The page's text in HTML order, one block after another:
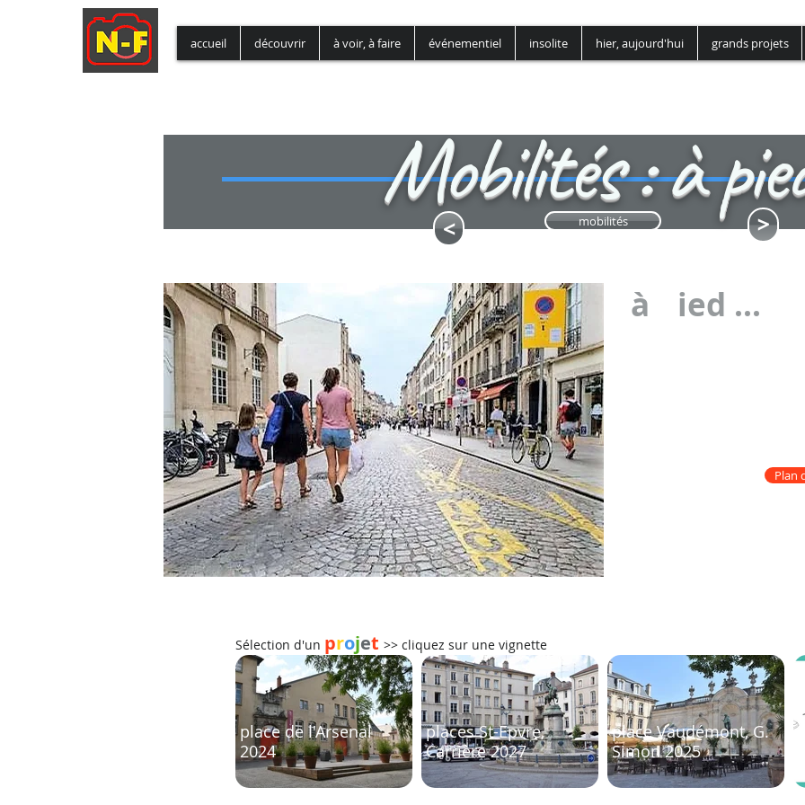
accueil découvrir à voir, à faire événementiel insolite hier, aujourd'hui grands projets
Mobilités : à
< mobilités <
à ied ...
Plan
Sélection d'un projet >> cliquez sur une vignette
place de l'Arsenal
2024
places St-Epvre,
Carrière 2027
place Vaudémont, G.
Simon 2025